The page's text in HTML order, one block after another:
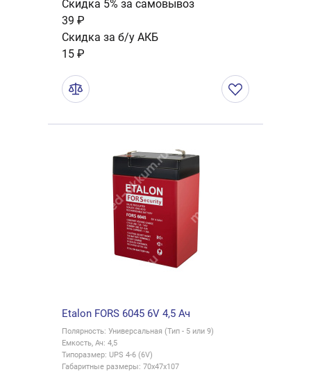
Скидка 5% за самовывоз
39 ₽
Скидка за б/у АКБ
15 ₽
Etalon FORS 6045 6V 4,5 Ач
Полярность: Универсальная (Тип - 5 или 9)
Емкость, Ач: 4,5
Типоразмер: UPS 4-6 (6V)
Габаритные размеры: 70x47x107